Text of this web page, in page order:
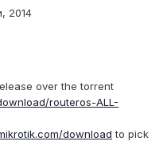
2014
over the torrent
routeros-ALL-
download to pick